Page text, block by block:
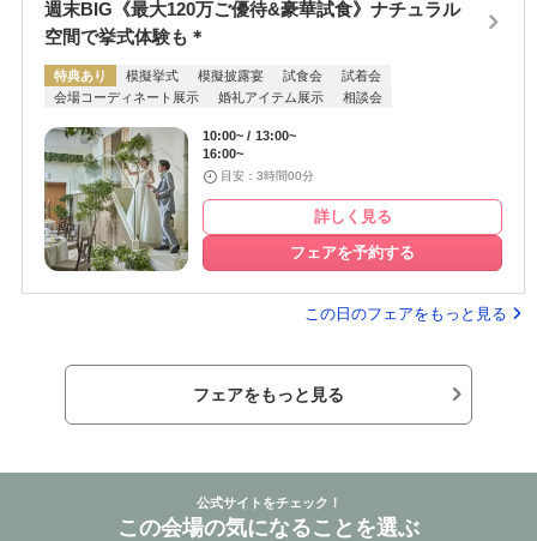
週末BIG《最大120万ご優待&豪華試食》ナチュラル
空間で挙式体験も＊
特典あり 模擬挙式 模擬披露宴 試食会
試着会
会場コーディネート展示
婚礼アイテム展示 相談会
10:00~
13:00~
16:00~
目安：3時間00分
詳しく見る
フェアを予約する
この日のフェアをもっと見る
フェアをもっと見る
公式サイトをチェック！
この会場の気になることを選ぶ